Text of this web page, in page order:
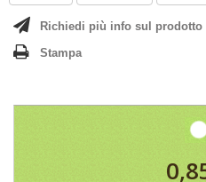
Richiedi più info sul prodotto
Stampa